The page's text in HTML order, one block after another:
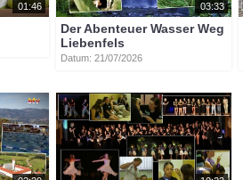
01:46 03:33
Der Abenteuer Wasser Weg
Liebenfels
Datum: 21/07/2026